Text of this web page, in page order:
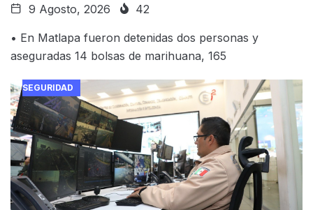
9 Agosto, 2026 42
• En Matlapa fueron detenidas dos personas y
aseguradas 14 bolsas de marihuana, 165
SEGURIDAD